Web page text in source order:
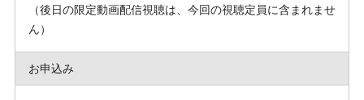
（後日の限定動画配信視聴は、今回の視聴定員に含まれませ
ん）
お申込み